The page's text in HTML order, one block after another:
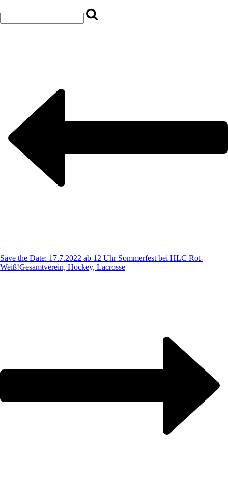
Save the Date: 17.7.2022 ab 12 Uhr Sommerfest bei HLC Rot-
Weiß!Gesamtverein, Hockey, Lacrosse